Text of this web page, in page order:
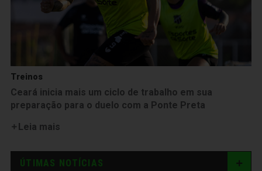
Treinos
Ceará inicia mais um ciclo de trabalho em sua
preparação para o duelo com a Ponte Preta
Leia mais
ÚTIMAS NOTÍCIAS